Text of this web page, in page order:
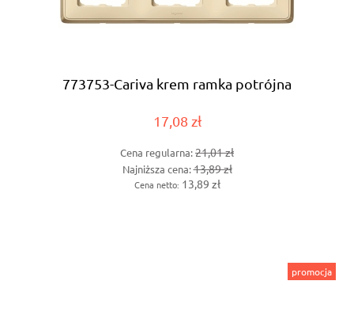
773753-Cariva krem ramka potrójna
17,08 zł
Cena regularna:21,01 zł
Najniższa cena:13,89 zł
Cena netto: 13,89 zł
promocja